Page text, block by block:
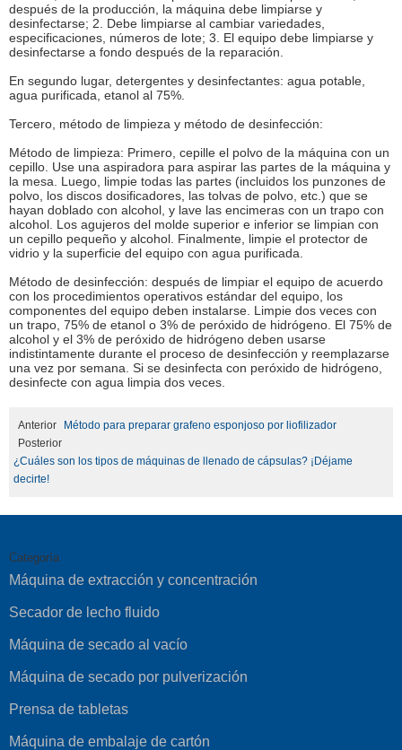
después de la producción, la máquina debe limpiarse y
desinfectarse; 2. Debe limpiarse al cambiar variedades,
especificaciones, números de lote; 3. El equipo debe limpiarse y
desinfectarse a fondo después de la reparación.
En segundo lugar, detergentes y desinfectantes: agua potable,
agua purificada, etanol al 75%.
Tercero, método de limpieza y método de desinfección:
Método de limpieza: Primero, cepille el polvo de la máquina con un
cepillo. Use una aspiradora para aspirar las partes de la máquina y
la mesa. Luego, limpie todas las partes (incluidos los punzones de
polvo, los discos dosificadores, las tolvas de polvo, etc.) que se
hayan doblado con alcohol, y lave las encimeras con un trapo con
alcohol. Los agujeros del molde superior e inferior se limpian con
un cepillo pequeño y alcohol. Finalmente, limpie el protector de
vidrio y la superficie del equipo con agua purificada.
Método de desinfección: después de limpiar el equipo de acuerdo
con los procedimientos operativos estándar del equipo, los
componentes del equipo deben instalarse. Limpie dos veces con
un trapo, 75% de etanol o 3% de peróxido de hidrógeno. El 75% de
alcohol y el 3% de peróxido de hidrógeno deben usarse
indistintamente durante el proceso de desinfección y reemplazarse
una vez por semana. Si se desinfecta con peróxido de hidrógeno,
desinfecte con agua limpia dos veces.
Anterior
Método para preparar grafeno esponjoso por liofilizador
Posterior
¿Cuáles son los tipos de máquinas de llenado de cápsulas? ¡Déjame
decirte!
Categoría
Máquina de extracción y concentración
Secador de lecho fluido
Máquina de secado al vacío
Máquina de secado por pulverización
Prensa de tabletas
Máquina de embalaje de cartón